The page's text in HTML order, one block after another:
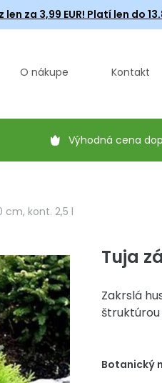
len za 3,99 EUR! Platí len do
O nákupe Kontakt
Výhodná cena
cm, kont. 2,5 l
Tuja
Zakrslá
štruktúrou
Botanický